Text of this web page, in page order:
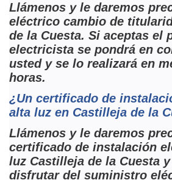
Llámenos y le daremos
eléctrico cambio de
de la Cuesta. Si aceptas el
electricista se pondrá en
usted y se lo realizará en
horas.
¿Un certificado de
alta luz en Castilleja de la
Llámenos y le daremos
certificado de instalación
luz Castilleja de la Cuesta
disfrutar del suministro